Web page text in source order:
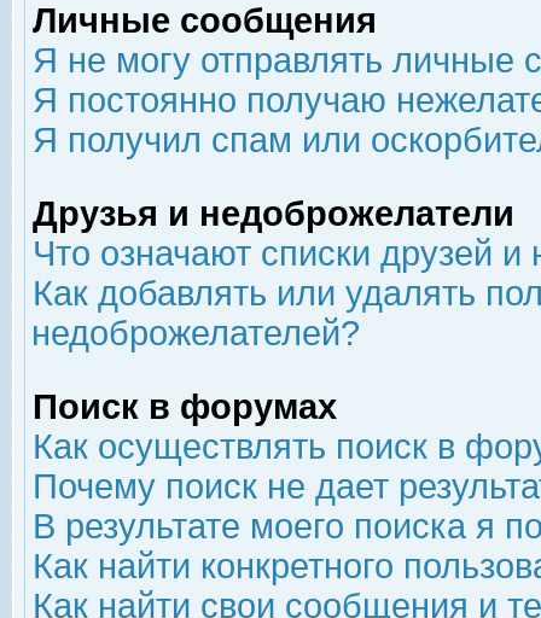
Личные сообщения
Я не могу отправлять личные
Я постоянно получаю
Я получил спам или
Друзья и недоброжелатели
Что означают списки друзей
Как добавлять или удалять
недоброжелателей?
Поиск в форумах
Как осуществлять поиск в
Почему поиск не дает
В результате моего поиска я
Как найти конкретного
Как найти свои сообщения и